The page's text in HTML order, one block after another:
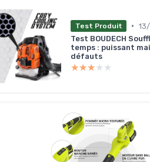
Test Produit •
Test BOUDECH
temps : puissant
défauts
★★★★★
★★★★★